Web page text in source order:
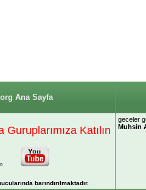
Ana Sayfa
Katılın
barındırılmaktadır.
geceler
Muhsin